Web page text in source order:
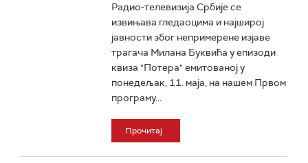
Радио-телевизија Србије се
извињава гледаоцима и најширој
јавности због непримерене изјаве
трагача Милана Буквића у епизоди
квиза "Потера" емитованој у
понедељак, 11. маја, на нашем Првом
програму...
Прочитај